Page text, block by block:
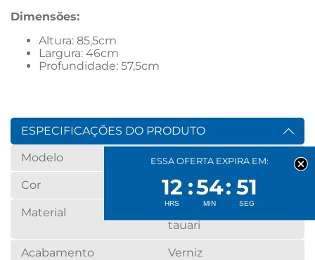
Dimensões:
Altura: 85,5cm
Largura: 46cm
Profundidade: 57,5cm
ESPECIFICAÇÕES DO PRODUTO
Modelo
Damasco
Cor Linho Cinza
Material
tauari
Acabamento Verniz
ESSA OFERTA EXPIRA EM:
12 54 50